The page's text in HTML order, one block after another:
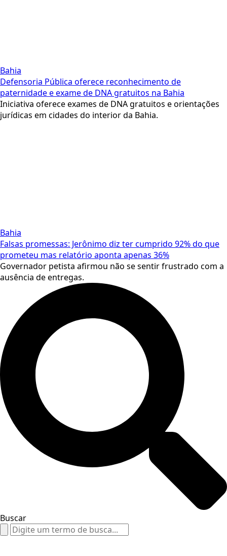
Bahia
Defensoria Pública oferece reconhecimento de
paternidade e exame de DNA gratuitos na Bahia
Iniciativa oferece exames de DNA gratuitos e orientações
jurídicas em cidades do interior da Bahia.
Bahia
Falsas promessas: Jerônimo diz ter cumprido 92% do que
prometeu mas relatório aponta apenas 36%
Governador petista afirmou não se sentir frustrado com a
ausência de entregas.
Buscar
Search